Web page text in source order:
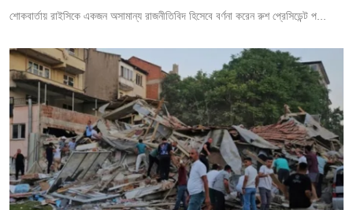
শোকবার্তায় রাইসিকে একজন অসামান্য রাজনীতিবিদ হিসেবে বর্ণনা করেন রুশ প্রেসিডেন্ট প...